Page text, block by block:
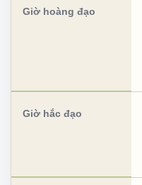
Giờ hoàng đạo
Giờ hắc đạo